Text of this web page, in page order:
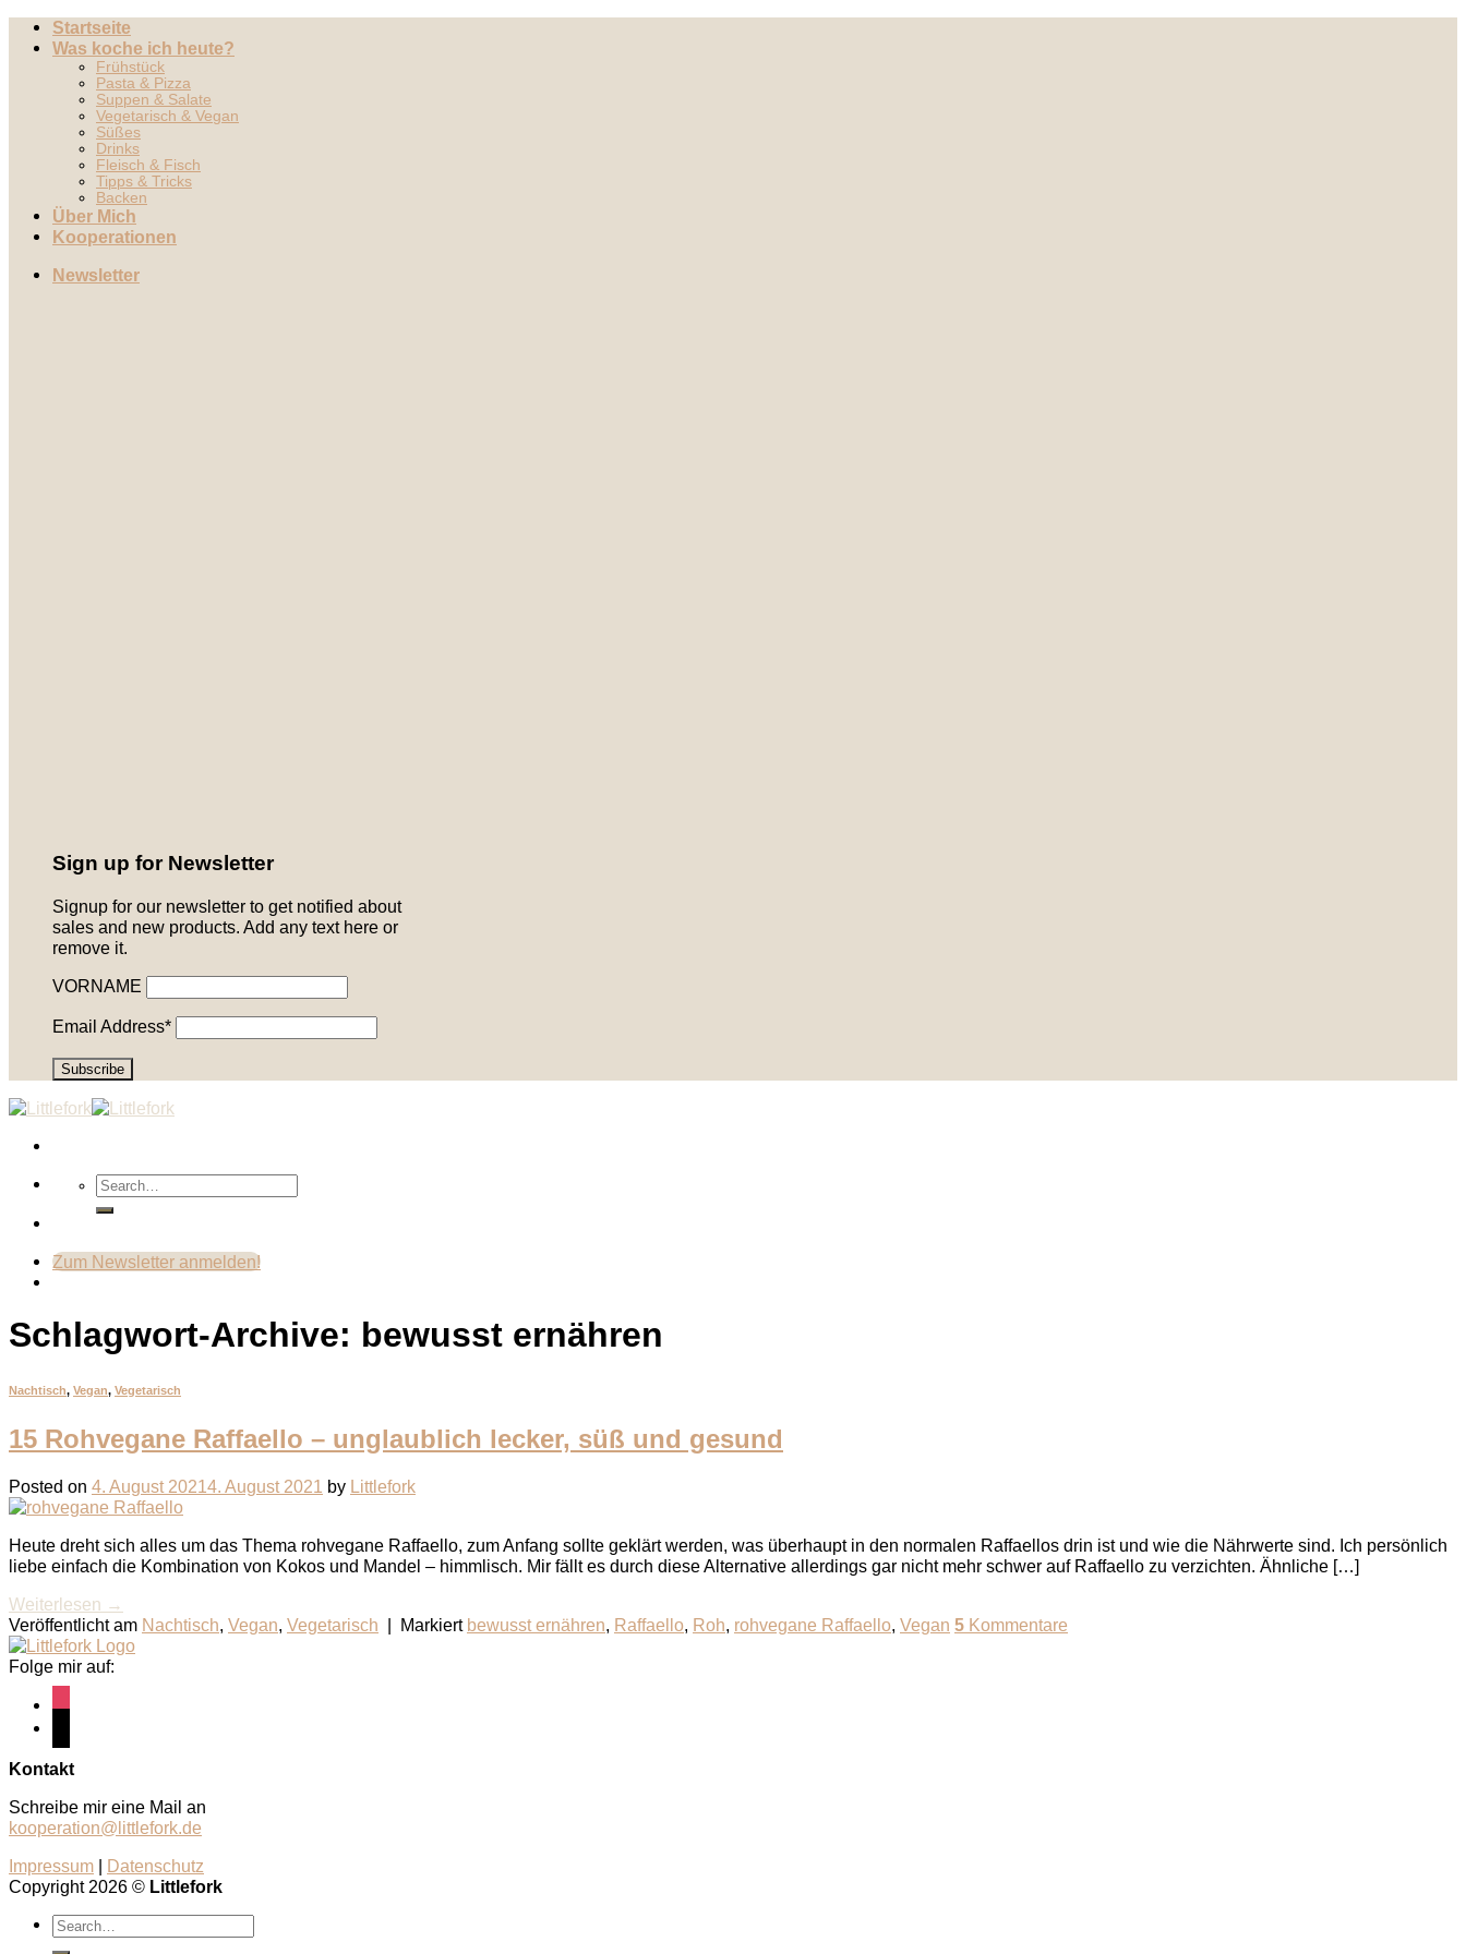
Zum
Inhalt
Startseite
Was koche ich heute?
Frühstück
Pasta & Pizza
Suppen & Salate
Vegetarisch & Vegan
Süßes
Drinks
Fleisch & Fisch
Tipps & Tricks
Backen
Über Mich
Kooperationen
Newsletter
Sign up for Newsletter
Signup for our newsletter to get notified about
sales and new products. Add any text here or
remove it.
VORNAME
Email Address*
Zum Newsletter anmelden!
Schlagwort-Archive: bewusst ernähren
Nachtisch, Vegan, Vegetarisch
15 Rohvegane Raffaello – unglaublich lecker, süß und gesund
Posted on 4. August 20214. August 2021 by Littlefork
Heute dreht sich alles um das Thema rohvegane Raffaello, zum Anfang sollte geklärt werden, was überhaupt in den normalen Raffaellos drin ist und wie die Nährwerte sind. Ich persönlich
liebe einfach die Kombination von Kokos und Mandel – himmlisch. Mir fällt es durch diese Alternative allerdings gar nicht mehr schwer auf Raffaello zu verzichten. Ähnliche […]
Weiterlesen →
Veröffentlicht am Nachtisch, Vegan, Vegetarisch | Markiert bewusst ernähren, Raffaello, Roh, rohvegane Raffaello, Vegan 5 Kommentare
Folge mir auf:
Kontakt
Schreibe mir eine Mail an
kooperation@littlefork.de
Impressum | Datenschutz
Copyright 2026 © Littlefork